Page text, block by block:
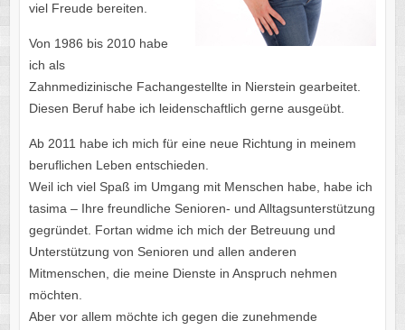
viel Freude bereiten.
Von 1986 bis 2010 habe
ich als
Zahnmedizinische Fachangestellte in Nierstein gearbeitet.
Diesen Beruf habe ich leidenschaftlich gerne ausgeübt.
Ab 2011 habe ich mich für eine neue Richtung in meinem
beruflichen Leben entschieden.
Weil ich viel Spaß im Umgang mit Menschen habe, habe ich
tasima – Ihre freundliche Senioren- und Alltagsunterstützung
gegründet. Fortan widme ich mich der Betreuung und
Unterstützung von Senioren und allen anderen
Mitmenschen, die meine Dienste in Anspruch nehmen
möchten.
Aber vor allem möchte ich gegen die zunehmende